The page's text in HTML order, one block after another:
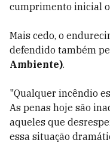
cumprimento inicial
Mais cedo, o
defendido também
Ambiente).
"Qualquer incêndio
As penas hoje são
aqueles que
essa situação